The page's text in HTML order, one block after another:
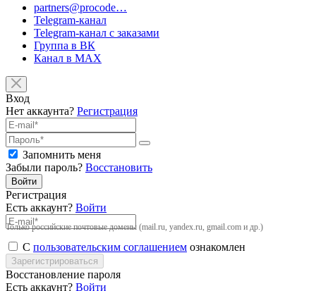
partners@procode…
Telegram-канал
Telegram-канал с заказами
Группа в ВК
Канал в MAX
Вход
Нет аккаунта? Регистрация
Запомнить меня
Забыли пароль? Восстановить
Войти
Регистрация
Есть аккаунт? Войти
Только российские почтовые домены (mail.ru, yandex.ru, gmail.com и др.)
С пользовательским соглашением ознакомлен
Зарегистрироваться
Восстановление пароля
Есть аккаунт? Войти